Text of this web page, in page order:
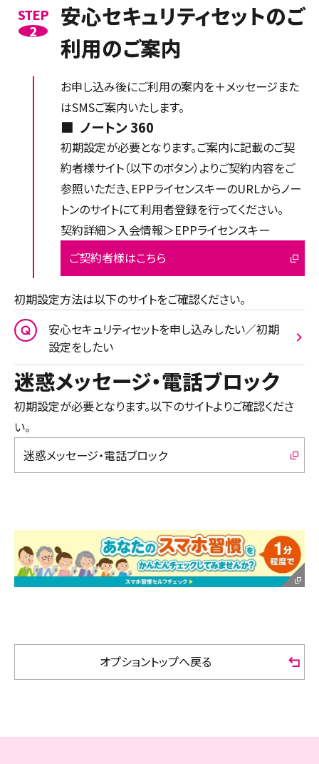
STEP
2
安心セキュリティセットのご
利用のご案内
お申し込み後にご利用の案内を＋メッセージまた
はSMSご案内いたします。
ノートン 360
初期設定が必要となります。ご案内に記載のご契
約者様サイト（以下のボタン）よりご契約内容をご
参照いただき、EPPライセンスキーのURLからノー
トンのサイトにて利用者登録を行ってください。
契約詳細＞入会情報＞EPPライセンスキー
ご契約者様はこちら
初期設定方法は以下のサイトをご確認ください。
安心セキュリティセットを申し込みしたい／初期
設定をしたい
迷惑メッセージ・電話ブロック
初期設定が必要となります。以下のサイトよりご確認くださ
い。
迷惑メッセージ・電話ブロック
オプショントップへ戻る